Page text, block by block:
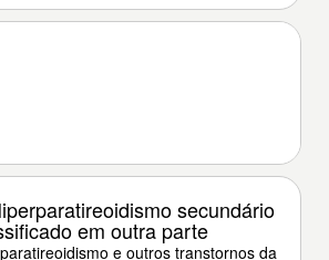
secundário
em outra parte
e outros transtornos da